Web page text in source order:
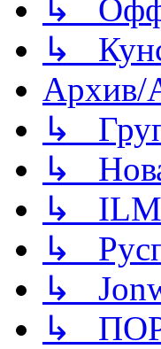
↳
↳
Архив/
↳
↳
↳
↳
↳
↳